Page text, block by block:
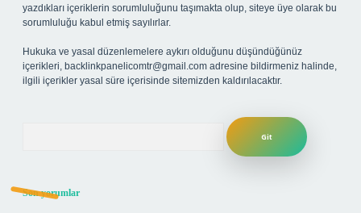
yazdıkları içeriklerin sorumluluğunu taşımakta olup, siteye üye olarak bu
sorumluluğu kabul etmiş sayılırlar.
Hukuka ve yasal düzenlemelere aykırı olduğunu düşündüğünüz
içerikleri, backlinkpanelicomtr@gmail.com adresine bildirmeniz halinde,
ilgili içerikler yasal süre içerisinde sitemizden kaldırılacaktır.
Son yorumlar